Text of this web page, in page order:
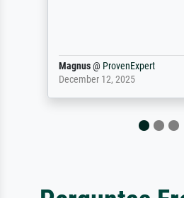
Dr.@ProvenExpert
February 3, 2026